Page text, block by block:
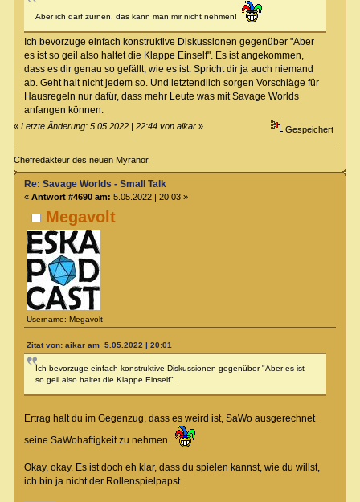
Aber ich darf zürnen, das kann man mir nicht nehmen!
Ich bevorzuge einfach konstruktive Diskussionen gegenüber "Aber
es ist so geil also haltet die Klappe Einself". Es ist angekommen,
dass es dir genau so gefällt, wie es ist. Spricht dir ja auch niemand
ab. Geht halt nicht jedem so. Und letztendlich sorgen Vorschläge für
Hausregeln nur dafür, dass mehr Leute was mit Savage Worlds
anfangen können.
«Letzte Änderung: 5.05.2022 | 22:44 von aikar » Gespeichert
Chefredakteur des neuen Myranor.
Megavolt
Username: Megavolt
Re: Savage Worlds - Small Talk
« Antwort #4690 am: 5.05.2022 | 20:03 »
Zitat von: aikar am 5.05.2022 | 20:01
Ich bevorzuge einfach konstruktive Diskussionen gegenüber "Aber es ist
so geil also haltet die Klappe Einself".
Ertrag halt du im Gegenzug, dass es weird ist, SaWo ausgerechnet
seine SaWohaftigkeit zu nehmen.
Okay, okay. Es ist doch eh klar, dass du spielen kannst, wie du willst,
ich bin ja nicht der Rollenspielpapst.